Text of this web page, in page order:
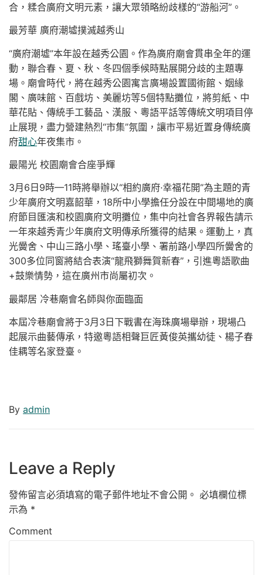
合，糅合廣府文明元素，讓大眾領略紛歧樣的“游船河”。
最芳華 廣府潮墟撲滅越秀山
“廣府潮墟”本年設在越秀公園。作為廣府廟會貫串全年的運
動，聯合春、夏、秋、冬四個季候時點展開分歧的主題專
場。廟會時代，將在越秀公園寓言廣場設置國術館、姻緣
閣、廣味館、百戲坊、美麗坊等5個特點攤位，將剪紙、中
華花貼、傳統手工藝品、漢服、粵語平話等傳統文明項目停
止展現，盡力營建熱烈“市集”氛圍，讓市平易近置身傳統廣
府甜心年夜集市。
最陽光 校園廟會合座爭輝
3月6日9時—11時將舉辦以“相約廣府·幸福花開”為主題的青
少年廣府文明嘉韶華，18所中小學擔任分設在中間場地的廣
府節目匯演和校園廣府文明攤位，集中向社會各界報告請示
一年來越秀青少年廣府文明傳承所獲得的結果。運動上，真
光黌舍、中山三路小學、瑤臺小學、署前路小學四所黌舍的
300多位同窗將結合表演“龍飛獅舞賀新春”，引進粵語歌曲
+鼓樂情勢，這在廣州市尚屬初次。
最鄰居 冷巷廟會名師與你面臨面
本屆冷巷廟會將于3月3日下戰書在海珠廣場舉辦，現場凸
起展示曲藝傳承，特邀粵語相聲巨匠黃俊英攜幼徒、楊子春
佳耦等名家登臺。
By admin
Leave a Reply
發佈留言必須填寫的電子郵件地址不會公開。 必填欄位標
示為 *
Comment